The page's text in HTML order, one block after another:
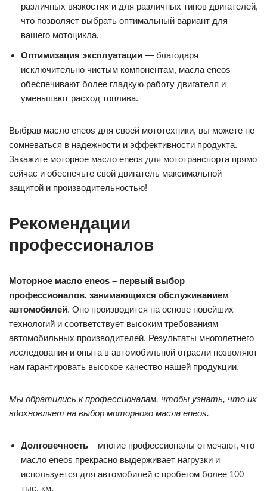
различных вязкостях и для различных типов двигателей,
что позволяет выбрать оптимальный вариант для
вашего мотоцикла.
Оптимизация эксплуатации — благодаря
исключительно чистым компонентам, масла eneos
обеспечивают более гладкую работу двигателя и
уменьшают расход топлива.
Выбрав масло eneos для своей мототехники, вы можете не
сомневаться в надежности и эффективности продукта.
Закажите моторное масло eneos для мототранспорта прямо
сейчас и обеспечьте свой двигатель максимальной
защитой и производительностью!
Рекомендации
профессионалов
Моторное масло eneos – первый выбор
профессионалов, занимающихся обслуживанием
автомобилей. Оно производится на основе новейших
технологий и соответствует высоким требованиям
автомобильных производителей. Результаты многолетнего
исследования и опыта в автомобильной отрасли позволяют
нам гарантировать высокое качество нашей продукции.
Мы обратились к профессионалам, чтобы узнать, что их
вдохновляет на выбор моторного масла eneos.
Долговечность – многие профессионалы отмечают, что
масло eneos прекрасно выдерживает нагрузки и
используется для автомобилей с пробегом более 100
тыс. км.